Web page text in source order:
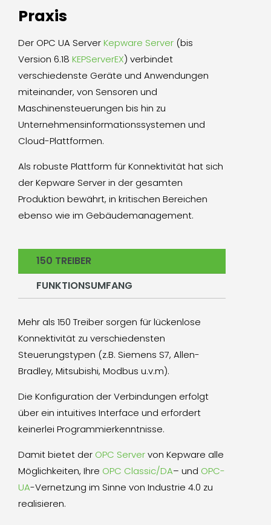
Praxis
Der OPC UA ServerKepware Server (bis
Version 6.18 KEPServerEX) verbindet
verschiedenste Geräte und Anwendungen
miteinander, von Sensoren und
Maschinensteuerungen bis hin zu
Unternehmensinformationssystemen und
Cloud-Plattformen.
Als robuste Plattform für Konnektivität hat sich
der Kepware Server in der gesamten
Produktion bewährt, in kritischen Bereichen
ebenso wie im Gebäudemanagement.
150 TREIBER
FUNKTIONSUMFANG
Mehr als 150 Treiber sorgen für lückenlose
Konnektivität zu verschiedensten
Steuerungstypen (z.B. Siemens S7, Allen-
Bradley, Mitsubishi, Modbus u.v.m).
Die Konfiguration der Verbindungen erfolgt
über ein intuitives Interface und erfordert
keinerlei Programmierkenntnisse.
Damit bietet der OPC Servervon Kepware alle
Möglichkeiten, Ihre OPC Classic/DA– und OPC-
UA-Vernetzung im Sinne von Industrie 4.0 zu
realisieren.